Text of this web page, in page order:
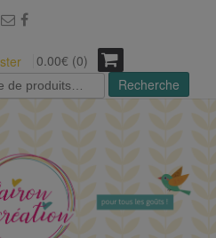
0.00€ (0)
Recherche